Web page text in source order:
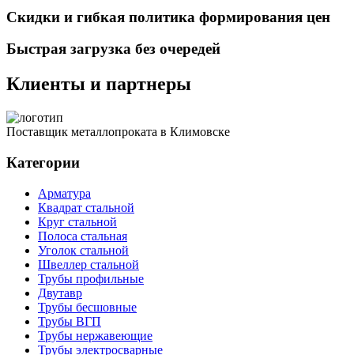
Скидки и гибкая политика формирования цен
Быстрая загрузка без очередей
Клиенты и партнеры
Поставщик металлопроката в Климовске
Категории
Арматура
Квадрат стальной
Круг стальной
Полоса стальная
Уголок стальной
Швеллер стальной
Трубы профильные
Двутавр
Трубы бесшовные
Трубы ВГП
Трубы нержавеющие
Трубы электросварные